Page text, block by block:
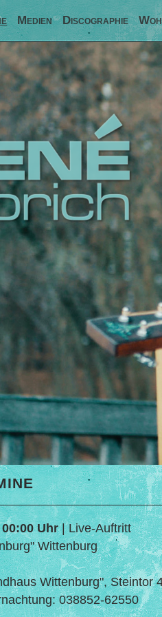
Medien Discographie
Uhr| Live-Auftritt
Wittenburg
Wittenburg", Steintor
038852-62550